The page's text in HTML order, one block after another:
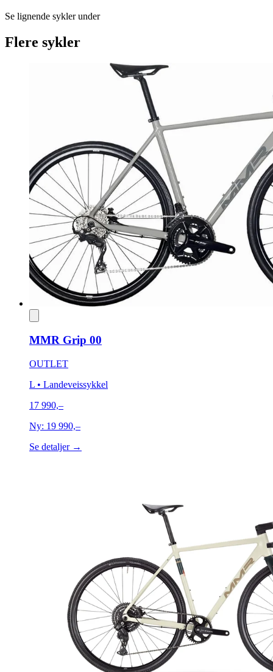
Se lignende sykler under
Flere sykler
MMR Grip 00
OUTLET
L • Landeveissykkel
17 990,–
Ny: 19 990,–
Se detaljer →